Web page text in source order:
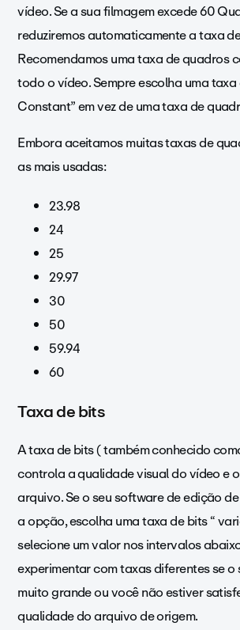
vídeo. Se a sua filmagem excede 60
reduziremos automaticamente a taxa
Recomendamos uma taxa de quadros
todo o vídeo. Sempre escolha uma
Constant” em vez de uma taxa de
Embora aceitamos muitas taxas de
as mais usadas:
23.98
24
25
29.97
30
50
59.94
60
Taxa de bits
A taxa de bits ( também conhecido
controla a qualidade visual do vídeo e
arquivo. Se o seu software de edição
a opção, escolha uma taxa de bits “
selecione um valor nos intervalos
experimentar com taxas diferentes se
muito grande ou você não estiver
qualidade do arquivo de origem.